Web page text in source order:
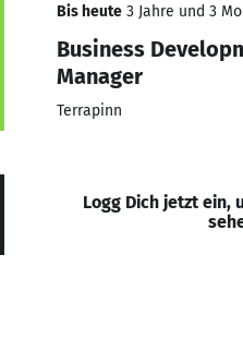
Bis heute 3 Jahre und 3
Business
Manager
Terrapinn
Logg Dich jetzt ein,